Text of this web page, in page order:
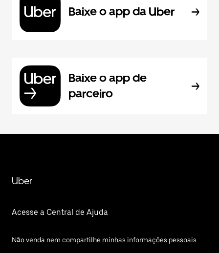
Baixe o app da Uber
Baixe o app de
parceiro
Uber
Acesse a Central de Ajuda
Não venda nem compartilhe minhas informações pessoais